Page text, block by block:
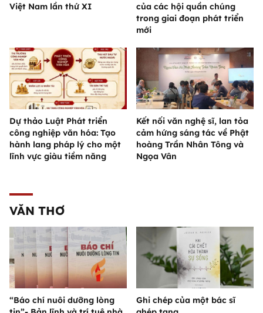
Việt Nam lần thứ XI
của các hội quần chúng
trong giai đoạn phát triển
mới
Dự thảo Luật Phát triển
công nghiệp văn hóa: Tạo
hành lang pháp lý cho một
lĩnh vực giàu tiềm năng
Kết nối văn nghệ sĩ, lan tỏa
cảm hứng sáng tác về Phật
hoàng Trần Nhân Tông và
Ngọa Vân
VĂN THƠ
“Báo chí nuôi dưỡng lòng
Ghi chép của một bác sĩ